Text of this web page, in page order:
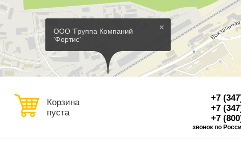
×
ООО 'Группа Компаний
'Фортис'
Корзина
пуста
+7
+7
+7
звонок по